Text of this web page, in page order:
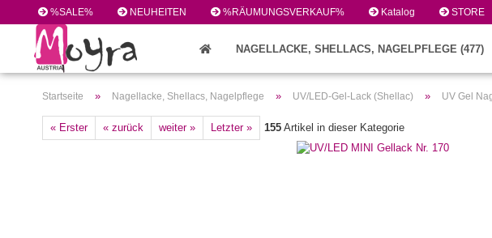
%SALE% NEUHEITEN %RÄUMUNGSVERKAUF% Katalog STORE
NAGELLACKE, SHELLACS, NAGELPFLEGE (477)
Startseite » Nagellacke, Shellacs, Nagelpflege » UV/LED-Gel-Lack (Shellac) » UV Gel
« Erster « zurück weiter » Letzter » 155 Artikel in dieser Kategorie